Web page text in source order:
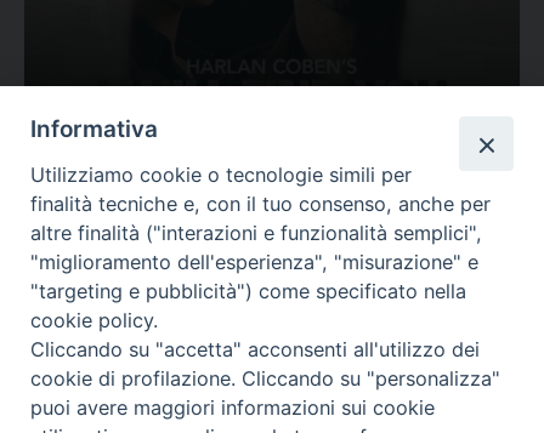
Valutazione
Complesso, Problematico
Tematica: Amore-Sentimenti, Carcere...
Informativa
Utilizziamo cookie o tecnologie simili per
finalità tecniche e, con il tuo consenso, anche per
altre finalità ("interazioni e funzionalità semplici",
"miglioramento dell'esperienza", "misurazione" e
"targeting e pubblicità") come specificato nella
cookie policy.
Cliccando su "accetta" acconsenti all'utilizzo dei
cookie di profilazione. Cliccando su "personalizza"
puoi avere maggiori informazioni sui cookie